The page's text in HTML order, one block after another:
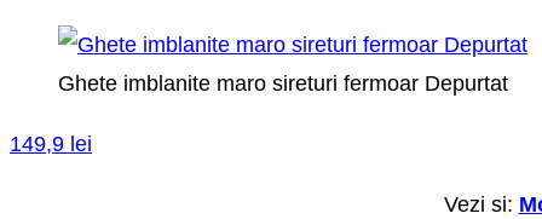
Ghete imblanite maro sireturi fermoar Depurtat
149,9 lei
Vezi si: